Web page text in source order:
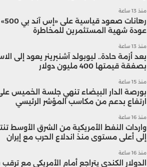
منذ 13 ساعة
رهانات
عودة شهية المستثمرين للمخاطرة
منذ 13 ساعة
بعد أزمة حادة.. ليوبولد آشنبرينر يعود إلى
بصفقة قيمتها 400 مليون دولار
منذ 15 ساعة
بورصة الدار البيضاء تنهي جلسة الخميس
ارتفاع بدعم من مكاسب المؤشر الرئيسي
منذ 16 ساعة
واردات النفط الأمريكية من الشرق الأوسط
إلى أعلى مستوى منذ اندلاع الحرب مع إيران
منذ 16 ساعة
الدولار الكندي يتراجع أمام الأمريكي مع ترقب